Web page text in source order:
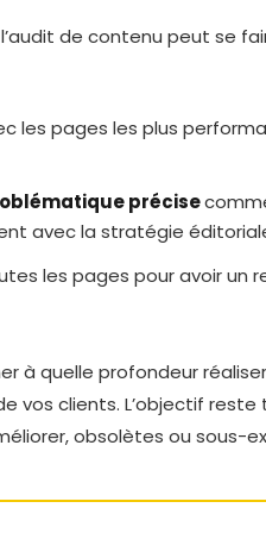
l’audit de contenu peut se
les pages les plus
précise
avec la stratégie
les pages pour avoir un
à quelle profondeur
vos clients. L’objectif reste
obsolètes ou sous-